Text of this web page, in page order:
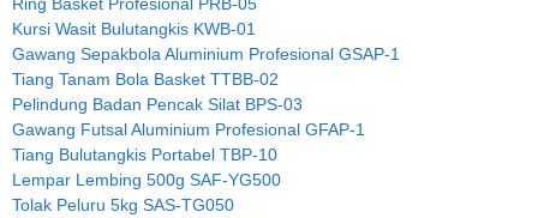
Kursi Wasit Bulutangkis KWB-01
Gawang Sepakbola Aluminium Profesional GSAP-1
Tiang Tanam Bola Basket TTBB-02
Pelindung Badan Pencak Silat BPS-03
Gawang Futsal Aluminium Profesional GFAP-1
Tiang Bulutangkis Portabel TBP-10
Lempar Lembing 500g SAF-YG500
Tolak Peluru 5kg SAS-TG050